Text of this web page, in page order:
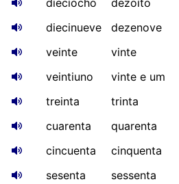
dieciocho
dezoito
diecinueve
dezenove
veinte
vinte
veintiuno
vinte e um
treinta
trinta
cuarenta
quarenta
cincuenta
cinquenta
sesenta
sessenta